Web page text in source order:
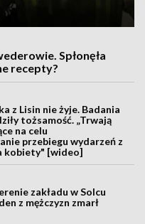
Spłonęła
recepty?
z Lisin nie żyje. Badania
tożsamość. „Trwają
na celu
przebiegu wydarzeń z
kobiety" [wideo]
zakładu w Solcu
z mężczyzn zmarł